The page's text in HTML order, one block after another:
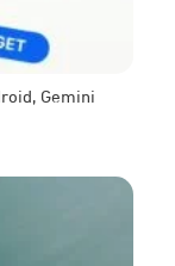
Gemini